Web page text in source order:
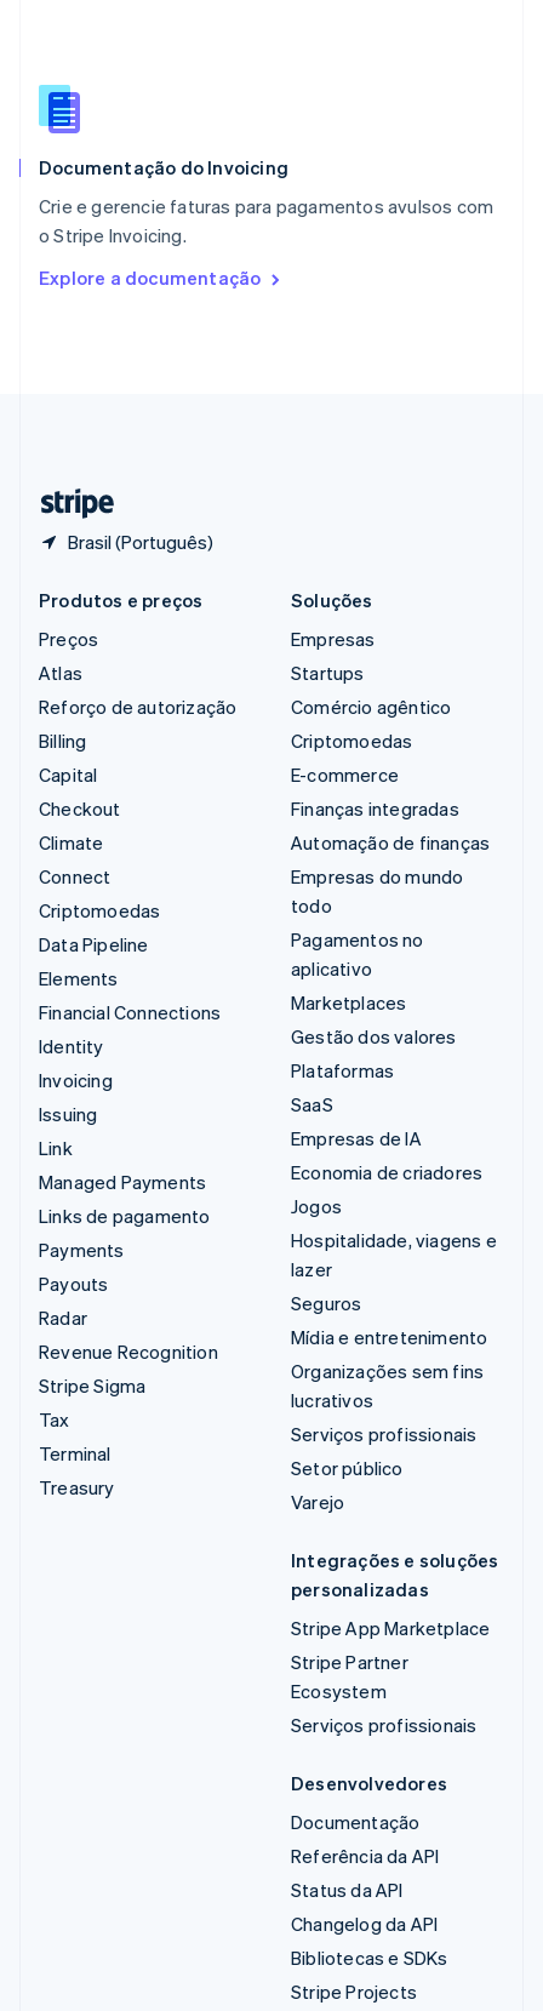
Documentação do Invoicing
Crie e gerencie faturas para pagamentos avulsos com
o Stripe Invoicing.
Explore a documentação
Brasil (Português)
Português
RAE de Hong Kong, China
Reino Unido
República Tcheca
English
English
Produtos e preços
Preços
Atlas
Reforço de autorização
Billing
Capital
Checkout
Climate
Connect
Criptomoedas
Data Pipeline
Elements
Financial Connections
Identity
Invoicing
Issuing
Link
Managed Payments
Links de pagamento
Payments
Payouts
Radar
Revenue Recognition
Stripe Sigma
Tax
Terminal
Treasury
Soluções
Empresas
Startups
Comércio agêntico
Criptomoedas
E-commerce
Finanças integradas
Automação de finanças
Empresas do mundo
todo
Pagamentos no
aplicativo
Marketplaces
Gestão dos valores
Plataformas
SaaS
Empresas de IA
Economia de criadores
Jogos
Hospitalidade, viagens e
lazer
Seguros
Mídia e entretenimento
Organizações sem fins
lucrativos
Serviços profissionais
Setor público
Varejo
Integrações e soluções
personalizadas
Stripe App Marketplace
Stripe Partner
Ecosystem
Serviços profissionais
Desenvolvedores
Documentação
Referência da API
Status da API
Changelog da API
Bibliotecas e SDKs
Stripe Projects